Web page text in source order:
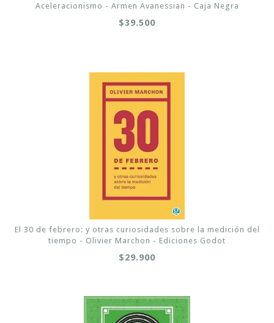
Aceleracionismo - Armen Avanessian - Caja Negra
$39.500
El 30 de febrero: y otras curiosidades sobre la medición del
tiempo - Olivier Marchon - Ediciones Godot
$29.900